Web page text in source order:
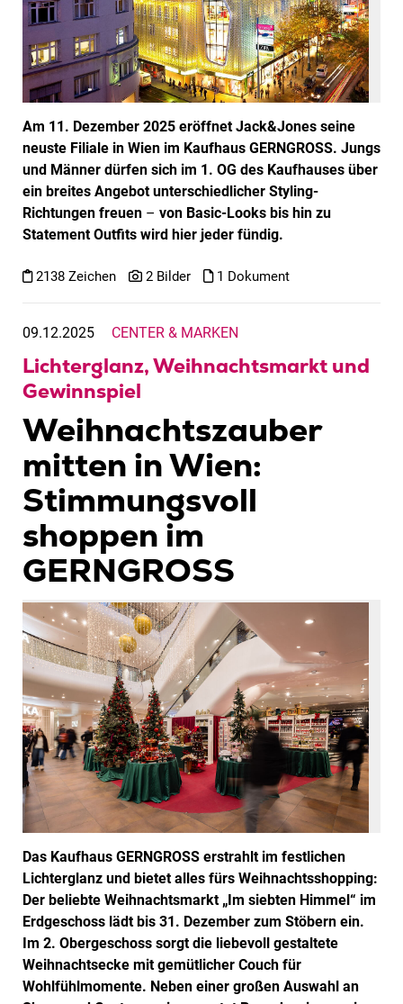
Am 11. Dezember 2025 eröffnet Jack&Jones seine
neuste Filiale in Wien im Kaufhaus GERNGROSS. Jungs
und Männer dürfen sich im 1. OG des Kaufhauses über
ein breites Angebot unterschiedlicher Styling-
Richtungen freuen – von Basic-Looks bis hin zu
Statement Outfits wird hier jeder fündig.
2138 Zeichen 2 Bilder 1 Dokument
09.12.2025 CENTER & MARKEN
Lichterglanz, Weihnachtsmarkt und
Gewinnspiel
Weihnachtszauber
mitten in Wien:
Stimmungsvoll
shoppen im
GERNGROSS
Das Kaufhaus GERNGROSS erstrahlt im festlichen
Lichterglanz und bietet alles fürs Weihnachtsshopping:
Der beliebte Weihnachtsmarkt „Im siebten Himmel“ im
Erdgeschoss lädt bis 31. Dezember zum Stöbern ein.
Im 2. Obergeschoss sorgt die liebevoll gestaltete
Weihnachtsecke mit gemütlicher Couch für
Wohlfühlmomente. Neben einer großen Auswahl an